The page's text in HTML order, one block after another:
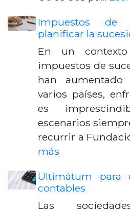
Impuestos de
planificar la
En un
impuestos de
han aumentado
varios países,
es
escenarios
recurrir a
más
Ultimátum para
contables
Las